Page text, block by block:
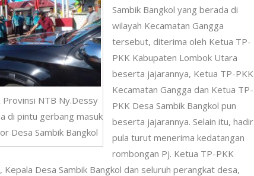
NTB Ny.Dessy
di pintu gerbang masuk
Desa Sambik Bangkol
Sambik Bangkol yang berada di
wilayah Kecamatan Gangga
tersebut, diterima oleh Ketua TP-
PKK Kabupaten Lombok Utara
beserta jajarannya, Ketua TP-PKK
Kecamatan Gangga dan Ketua TP-
PKK Desa Sambik Bangkol pun
beserta jajarannya. Selain itu, hadir
pula turut menerima kedatangan
rombongan Pj. Ketua TP-PKK
Desa Sambik Bangkol dan seluruh perangkat desa,